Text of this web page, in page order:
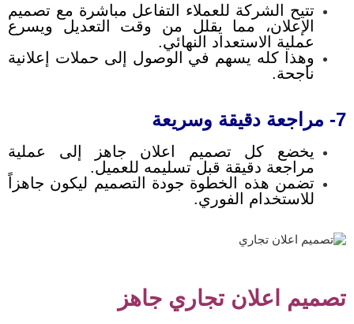
تتيح الشركة للعملاء التفاعل مباشرة مع تصميم
الإعلان، مما يقلل من وقت التعديل ويسرع
عملية الاستعداد النهائي.
وهذا كله يسهم في الوصول إلى حملات إعلانية
ناجحة.
7- مراجعة دقيقة وسريعة
يخضع كل تصميم اعلان جاهز إلى عملية
مراجعة دقيقة قبل تسليمه للعميل.
تضمن هذه الخطوة جودة التصميم ليكون جاهزاً
للاستخدام الفوري.
تصميم اعلان تجاري جاهز